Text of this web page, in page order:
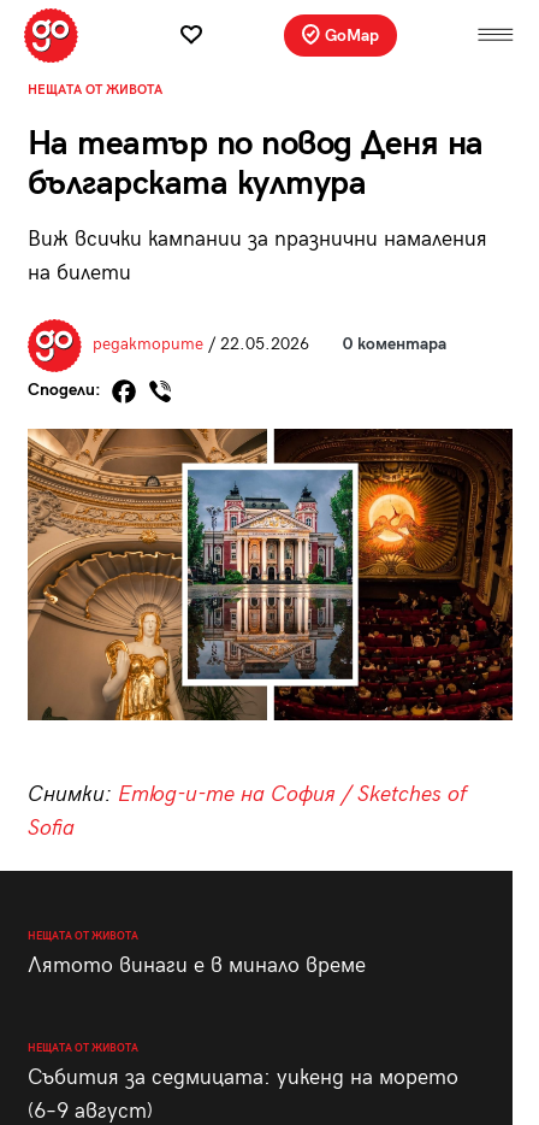
GoMap
НЕЩАТА ОТ ЖИВОТА
На театър по повод Деня на
българската култура
Виж всички кампании за празнични намаления
на билети
редакторите/ 22.05.2026 0 коментара
Сподели:
Снимки: Етюд-и-те на София / Sketches of
Sofia
НЕЩАТА ОТ ЖИВОТА
Лятото винаги е в минало време
НЕЩАТА ОТ ЖИВОТА
Събития за седмицата: уикенд на морето
(6–9 август)